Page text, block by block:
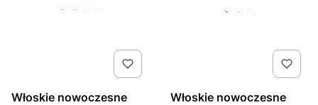
Włoskie nowoczesne
Włoskie nowoczesne